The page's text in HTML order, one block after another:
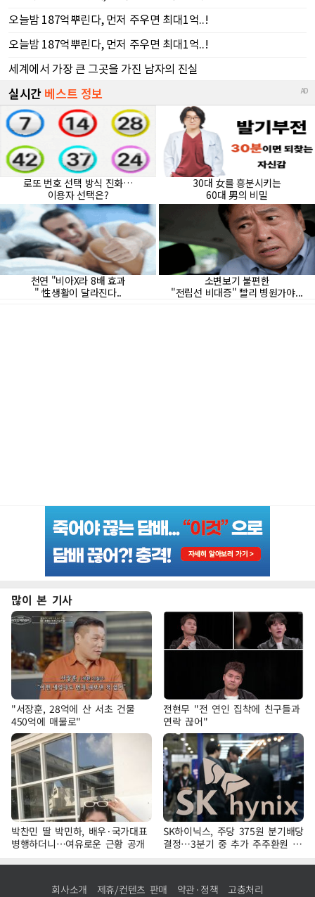
많이 본 기사
"서장훈, 28억에 산 서초 건물
450억에 매물로"
전현무 "전 연인 집착에 친구들과
연락 끊어"
박찬민 딸 박민하, 배우·국가대표
병행하더니…여유로운 근황 공개
SK하이닉스, 주당 375원 분기배당
결정…3분기 중 추가 주주환원 발
표
회사소개 제휴/컨텐츠 판매 약관·정책 고충처리